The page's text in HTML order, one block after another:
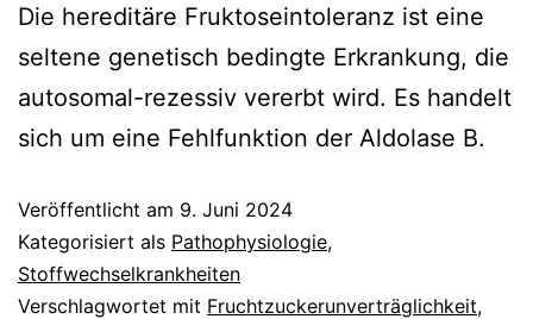
Die hereditäre Fruktoseintoleranz ist eine
seltene genetisch bedingte Erkrankung, die
autosomal-rezessiv vererbt wird. Es handelt
sich um eine Fehlfunktion der Aldolase B.
Veröffentlicht am 9. Juni 2024
Kategorisiert als Pathophysiologie,
Stoffwechselkrankheiten
Verschlagwortet mit Fruchtzuckerunverträglichkeit,